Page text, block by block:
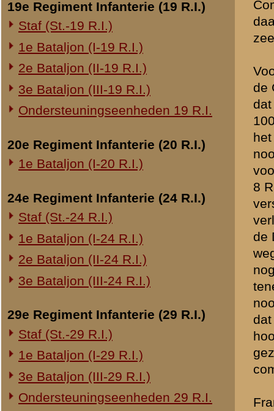
1e Bataljon (I-29 R.I.)
3e Bataljon (III-29 R.I.)
Ondersteuningseenheden 29 R.I.
Staf (St.-8 R.A.)
1e Afdeling (I-8 R.A.)
3e Afdeling (III-8 R.A.)
Overige legeronderdelen
3e Regiment Huzaren (3 R.H.)
Luchtdoelmitrailleurs en -artillerie
1-II Bataljon Pag.
1-IV Bataljon Pag.
4e Compagnie Pioniers (4 C.P.)
4e Mitrailleurcompagnie (4 M.C.)
4-II Auto Bataljon
11e Grens Bataljon (11 G.B.)
1e Bataljon (I-46 R.I.)
Overige artillerie-onderdelen
Rijnbatterij
1e Afdeling (I-15 R.A.)
2e Artillerie Meet Compagnie
gezien, dat de Kapitein
commandopost
Franssen is toen
aldaar ben geweest,
ruitje. Hij bloedde toen
Daar wij omsingeld
kunnen nog terug. De
militair zien liggen; ik
het hooipakhuis in brand
de Heer Ouwehand.
kwamen drie soldaten bij
ook niet de moed
een witte handdoek
min of meer onder de
de tromp van zijn geweer
een officier van de
In de avond van 12 Mei
Eskadron verschenen.
De Commissie van
Generaal Majoor tit. b.d.
(get.) F.A.J. de Klerck,